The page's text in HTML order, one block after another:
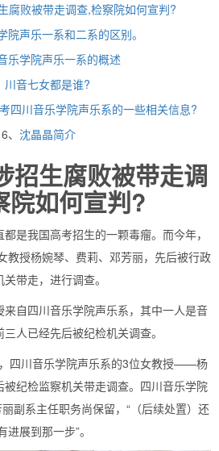
腐败被带走调查,检察院如何宣判?
院声乐一系和二系的区别。
乐学院声乐一系的概述
川音七女都是谁?
四川音乐学院声乐系的一些相关信息?
6、 沈晶晶简介
招生腐败被带走调
院如何宣判?
是我国高考招生的一颗毒瘤。而今年，
教授杨婉琴、费莉、邓芳丽，先后被行政
关带走，进行调查。
自四川音乐学院声乐系，其中一人是音
人已经先后被纪检机关调查。
四川音乐学院声乐系的3位女教授——杨
纪检监察机关带走调查。四川音乐学院
副系主任职务尚保留，“（后续处置）还
进展到那一步”。